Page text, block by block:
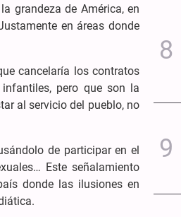
grandeza de América, en
en áreas donde
cancelaría los contratos
pero que son la
al servicio del pueblo, no
de participar en el
Este señalamiento
donde las ilusiones en